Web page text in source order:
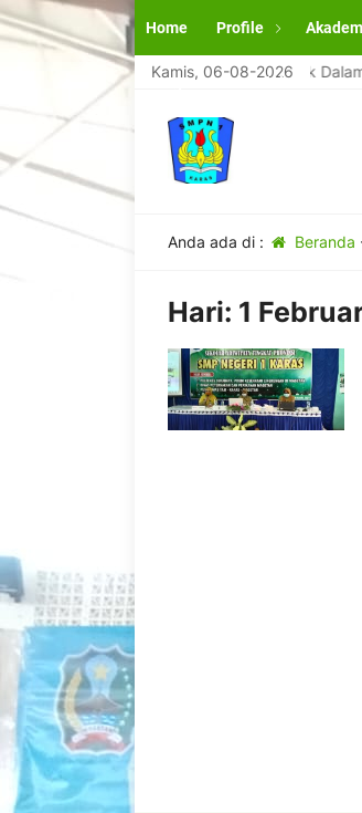
Home Profile
Pengumuman Kelulusan
Kamis, 06-08-2026
SMPN 1 Karas Magetan Terbaik Dalam
Anda ada di : Beranda
Hari: 1